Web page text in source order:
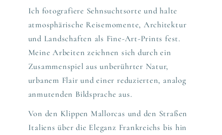
Ich fotografiere Sehnsuchtsorte und halte
atmosphärische Reisemomente, Architektur
und Landschaften als Fine-Art-Prints fest.
Meine Arbeiten zeichnen sich durch ein
Zusammenspiel aus unberührter Natur,
urbanem Flair und einer reduzierten, analog
anmutenden Bildsprache aus.
Von den Klippen Mallorcas und den Straßen
Italiens über die Eleganz Frankreichs bis hin